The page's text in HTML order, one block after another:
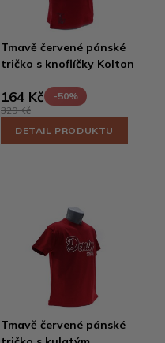
Tmavě červené pánské
tričko s knoflíčky Kolton
164 Kč
-50%
329 Kč
DETAIL PRODUKTU
Tmavě červené pánské